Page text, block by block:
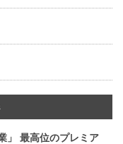
」 最高位のプレミア